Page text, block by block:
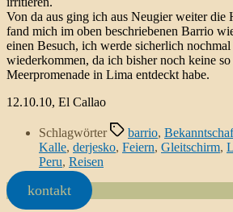
Von da aus ging ich aus Neugier weiter die
fand mich im oben beschriebenen Barrio
einen Besuch, ich werde sicherlich
wiederkommen, da ich bisher noch keine so
Meerpromenade in Lima entdeckt habe.
12.10.10, El Callao
Schlagwörter barrio,
Kalle, derjesko, Feiern, Gleitschirm,
Peru, Reisen
kontakt